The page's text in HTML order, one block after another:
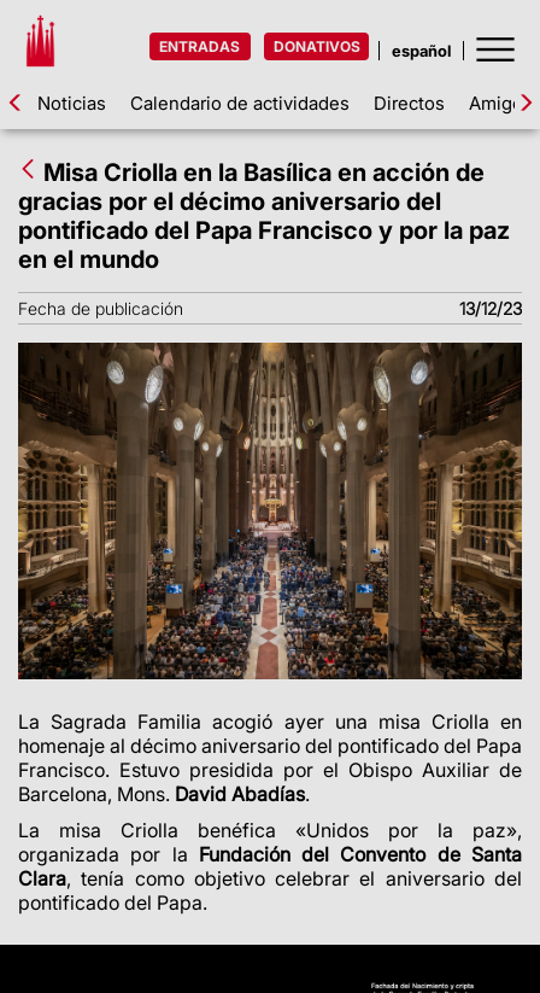
ENTRADAS DONATIVOS
Noticias Calendario de actividades Directos Amigos
Misa Criolla en la Basílica en acción de
gracias por el décimo aniversario del
pontificado del Papa Francisco y por la paz
en el mundo
Fecha de publicación 13/12/23
La Sagrada Familia acogió ayer una misa Criolla en
homenaje al décimo aniversario del pontificado del Papa
Francisco. Estuvo presidida por el Obispo Auxiliar de
Barcelona, Mons. David Abadías.
La misa Criolla benéfica «Unidos por la paz»,
organizada por la Fundación del Convento de Santa
Clara, tenía como objetivo celebrar el aniversario del
pontificado del Papa.